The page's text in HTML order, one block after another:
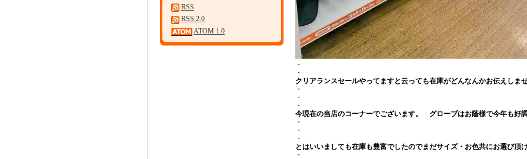
RSS
RSS 2.0
ATOM 1.0
・
・
クリアランスセールやってますと云っても在庫がどんなんかお伝えしま
・
・
・
今現在の当店のコーナーでございます。 グローブはお蔭様で今年も好
・
・
・
とはいいましても在庫も豊富でしたのでまだサイズ・お色共にお選び頂
・